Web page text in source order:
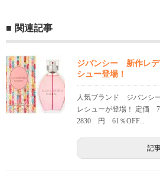
関連記事
ジバンシー 新作レ
シュー登場！
人気ブランド ジバンシ
レシューが登場！ 定価
2830 円 61％OFF...
記